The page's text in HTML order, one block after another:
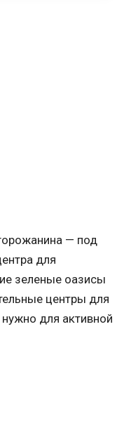
— под
для
зеленые оазисы
центры для
для активной